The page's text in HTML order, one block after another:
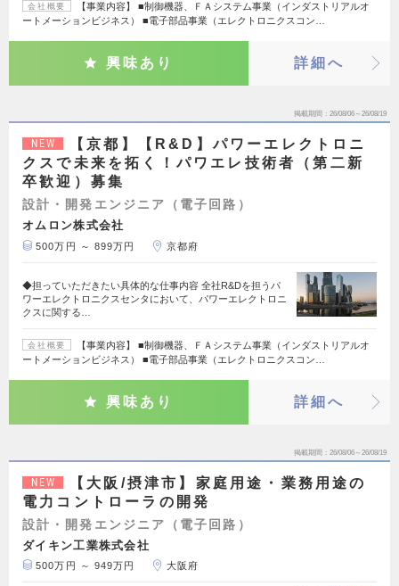
会社概要
【事業内容】 ■制御機器、ＦＡシステム事業（インダストリアルオ
ートメーションビジネス） ■電子部品事業（エレクトロニクスコン…
興味あり 詳細へ
掲載期間 26/08/06～26/08/19
NEW
【京都】【R&D】パワーエレクトロニ
クスで未来を拓く！パワエレ技術者（第二新
卒歓迎）募集
設計・開発エンジニア（電子回路）
オムロン株式会社
500万円 ～ 899万円 京都府
◆担っていただきたい具体的な仕事内容 全社R&Dを担うパ
ワーエレクトロニクスセンタにおいて、パワーエレクトロニ
クスに関する…
会社概要
【事業内容】 ■制御機器、ＦＡシステム事業（インダストリアルオ
ートメーションビジネス） ■電子部品事業（エレクトロニクスコン…
興味あり 詳細へ
掲載期間 26/08/06～26/08/19
NEW
【大阪/摂津市】家庭用途・業務用途の
電力コントローラの開発
設計・開発エンジニア（電子回路）
ダイキン工業株式会社
500万円 ～ 949万円 大阪府